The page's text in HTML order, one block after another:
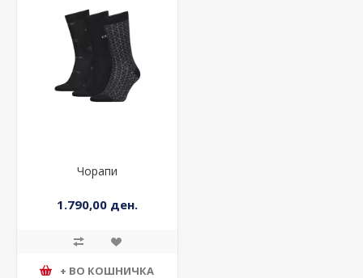
Чорапи
1.790,00 ден.
+ ВО КОШНИЧКА